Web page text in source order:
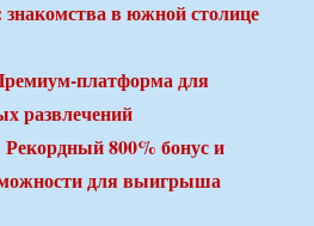
в южной столице
платформа для
развлечений
800% бонус и
для выигрыша